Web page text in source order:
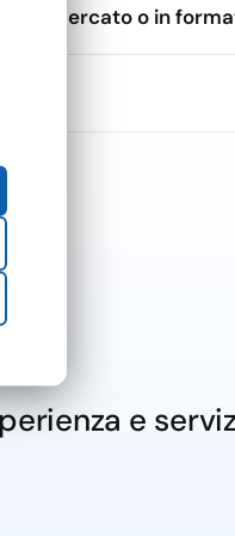
o in
e